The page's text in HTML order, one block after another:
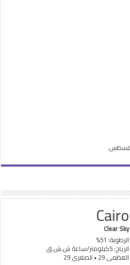
Cairo
Clear Sky
الرطوبة: 51%
الرياح: 5كيلومتر/ساعة ش.ش.ق‎
العظمى 29 • الصغرى 29